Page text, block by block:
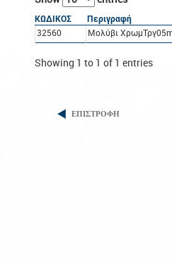
ΚΩΔΙΚΟΣ
Περιγραφή
32560
Μολύβι
Showing 1 to 1 of 1 entries
ΕΠΙΣΤΡΟΦΗ